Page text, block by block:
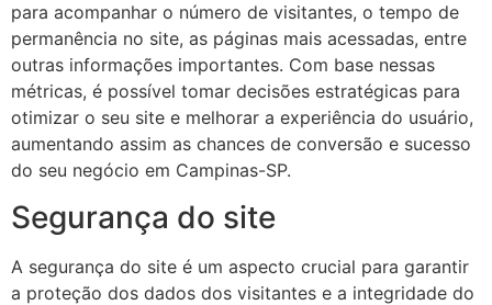
para acompanhar o número de visitantes, o tempo de
permanência no site, as páginas mais acessadas, entre
outras informações importantes. Com base nessas
métricas, é possível tomar decisões estratégicas para
otimizar o seu site e melhorar a experiência do usuário,
aumentando assim as chances de conversão e sucesso
do seu negócio em Campinas-SP.
Segurança do site
A segurança do site é um aspecto crucial para garantir
a proteção dos dados dos visitantes e a integridade do